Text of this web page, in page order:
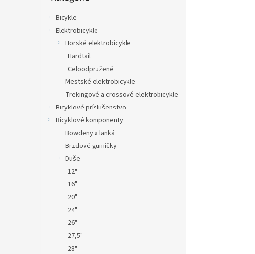
Bicykle
Elektrobicykle
Horské elektrobicykle
Hardtail
Celoodpružené
Mestské elektrobicykle
Trekingové a crossové elektrobicykle
Bicyklové príslušenstvo
Bicyklové komponenty
Bowdeny a lanká
Brzdové gumičky
Duše
12"
16"
20"
24"
26"
27,5"
28"